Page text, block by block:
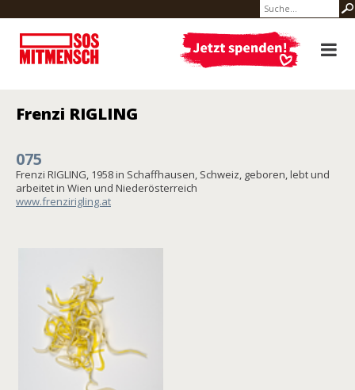
Frenzi RIGLING
075
Frenzi RIGLING, 1958 in Schaffhausen, Schweiz, geboren, lebt und
arbeitet in Wien und Niederösterreich
www.frenzirigling.at